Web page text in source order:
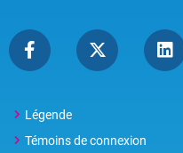
Légende
Témoins de connexion